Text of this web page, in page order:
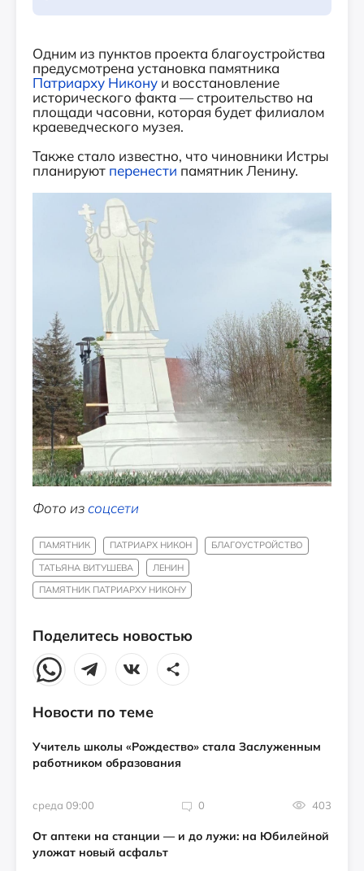
Одним из пунктов проекта благоустройства
предусмотрена установка памятника
Патриарху Никону и восстановление
исторического факта — строительство на
площади часовни, которая будет филиалом
краеведческого музея.
Также стало известно, что чиновники Истры
планируют перенести памятник Ленину.
Фото изсоцсети
ПАМЯТНИК ПАТРИАРХ НИКОН
БЛАГОУСТРОЙСТВО
ТАТЬЯНА ВИТУШЕВА
ЛЕНИН
ПАМЯТНИК ПАТРИАРХУ НИКОНУ
Поделитесь новостью
Новости по теме
Учитель школы «Рождество» стала Заслуженным
работником образования
среда 09:00 0 403
От аптеки на станции — и до лужи: на Юбилейной
уложат новый асфальт